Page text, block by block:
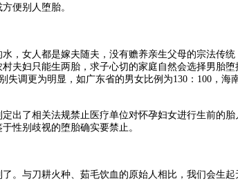
便别人堕胎。
女人都是嫁夫随夫，没有赡养亲生父母的宗法传统
夫妇只能生两胎，求子心切的家庭自然会选择男胎
调更为明显，如广东省的男女比例为130：100，
了相关法规禁止医疗单位对怀孕妇女进行生前的
性别歧视的堕胎确实要禁止。
与刀耕火种、茹毛饮血的原始人相比，我们会生起